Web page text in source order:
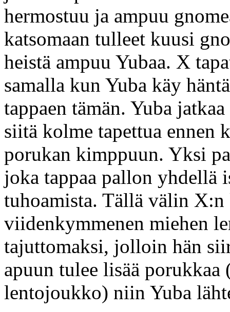
hermostuu ja ampuu
katsomaan tulleet kuusi
heistä ampuu Yubaa. X
samalla kun Yuba käy
tappaen tämän. Yuba
siitä kolme tapettua ennen
porukan kimppuun. Yksi
joka tappaa pallon yhdellä
tuhoamista. Tällä välin
viidenkymmenen miehen
tajuttomaksi, jolloin hän
apuun tulee lisää
lentojoukko) niin Yuba